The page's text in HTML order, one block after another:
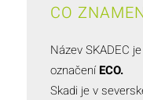
CO
Název SKADEC
označeníECO.
Skadi je v